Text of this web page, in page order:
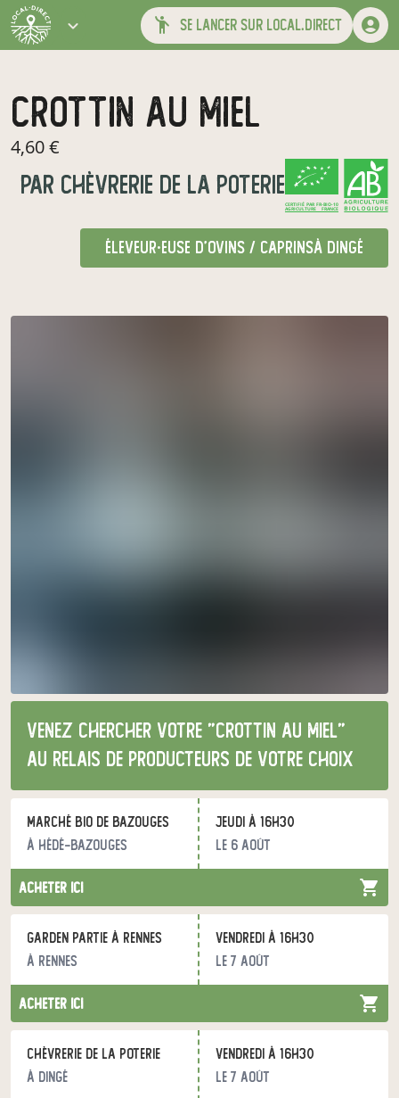
se lancer sur local.direct
crottin au miel
4,60 €
par Chèvrerie de la Poterie
CERTIFIÉ PAR FR-BIO-10
AGRICULTURE FRANCE
éleveur·euse d'ovins / caprinsà Dingé
Venez chercher votre "crottin au miel"
au relais de producteurs de votre choix
Marché bio de Bazouges
à Hédé-Bazouges
jeudi à 16h30
le 6 août
acheter ici
Garden Partie à Rennes
à Rennes
vendredi à 16h30
le 7 août
acheter ici
Chèvrerie de la Poterie
à Dingé
vendredi à 16h30
le 7 août